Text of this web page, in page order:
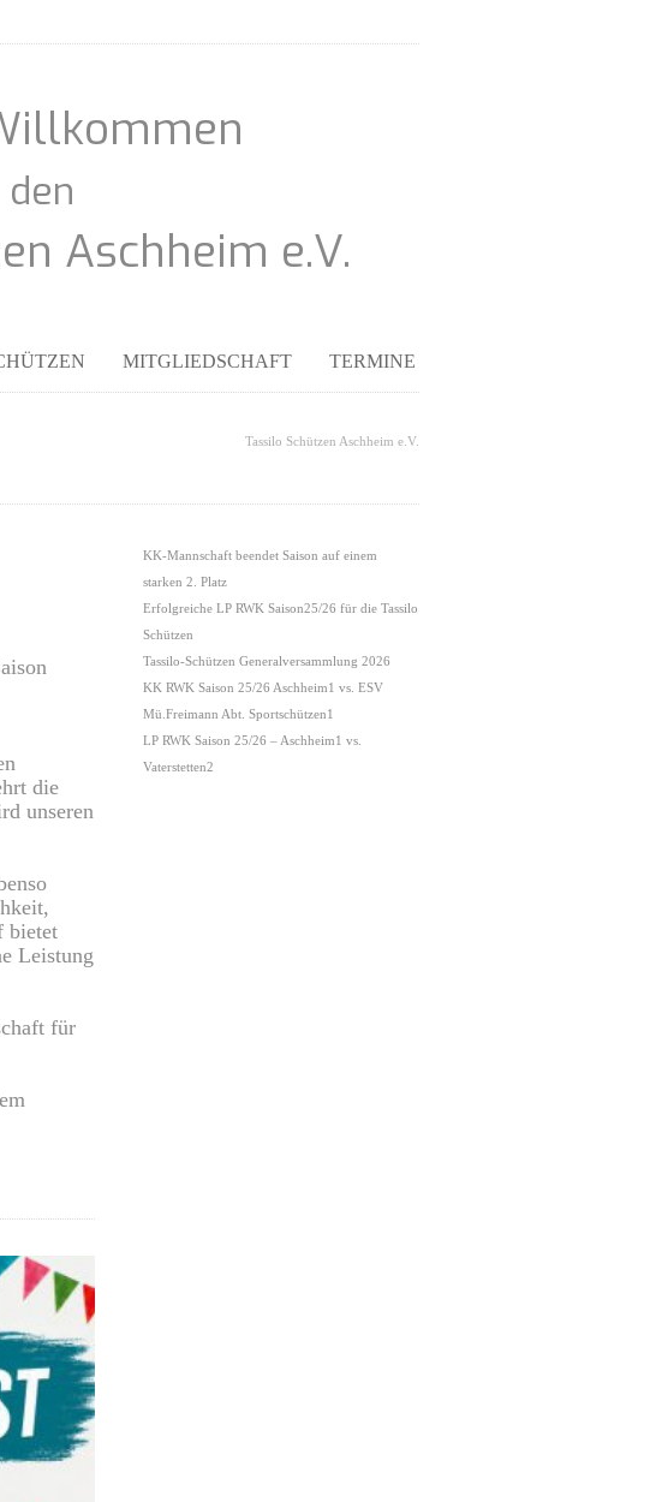
Aschheim e.V.
MITGLIEDSCHAFT TERMINE
Tassilo Schützen Aschheim e.V.
die
unseren
bietet
Leistung
für
KK-Mannschaft beendet Saison auf einem
starken 2. Platz
Erfolgreiche LP RWK Saison25/26 für die Tassilo
Schützen
Tassilo-Schützen Generalversammlung 2026
KK RWK Saison 25/26 Aschheim1 vs. ESV
Mü.Freimann Abt. Sportschützen1
LP RWK Saison 25/26 – Aschheim1 vs.
Vaterstetten2